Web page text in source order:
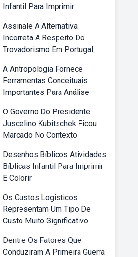
Infantil Para Imprimir
Assinale A Alternativa
Incorreta A Respeito Do
Trovadorismo Em Portugal
A Antropologia Fornece
Ferramentas Conceituais
Importantes Para Análise
O Governo Do Presidente
Juscelino Kubitschek Ficou
Marcado No Contexto
Desenhos Bíblicos Atividades
Bíblicas Infantil Para Imprimir
E Colorir
Os Custos Logisticos
Representam Um Tipo De
Custo Muito Significativo
Dentre Os Fatores Que
Conduziram A Primeira Guerra